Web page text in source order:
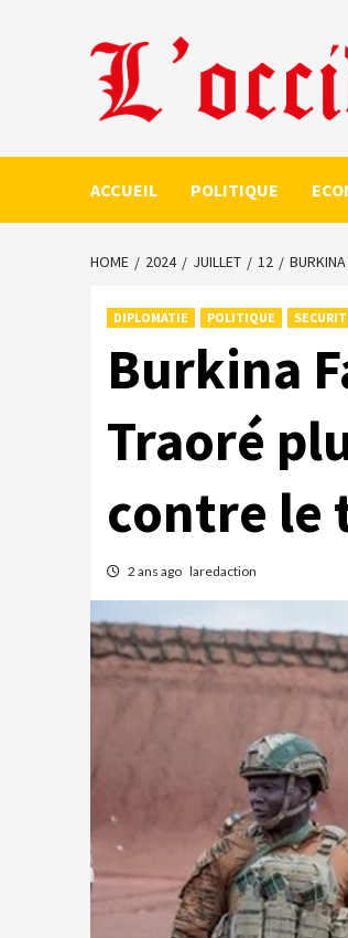
ACCUEIL POLITIQUE
HOME 2024 JUILLET 12
DIPLOMATIE POLITIQUE
Burkina
Traoré
contre le
2 ans ago laredaction